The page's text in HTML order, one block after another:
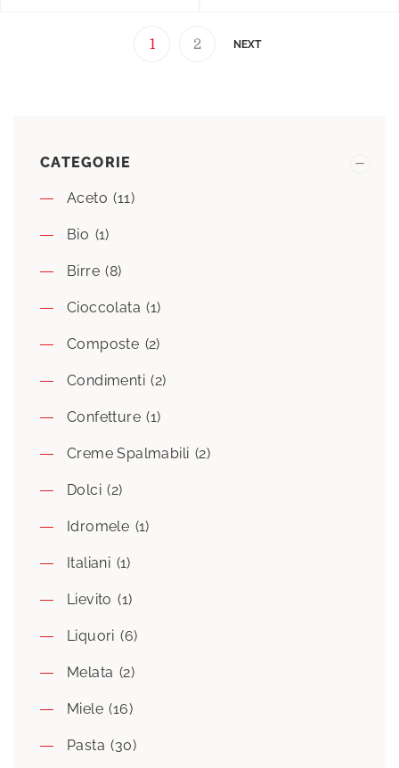
CATEGORIE
Aceto (11)
Bio (1)
Birre (8)
Cioccolata (1)
Composte (2)
Condimenti (2)
Confetture (1)
Creme Spalmabili (2)
Dolci (2)
Idromele (1)
Italiani (1)
Lievito (1)
Liquori (6)
Melata (2)
Miele (16)
Pasta (30)
1 2 NEXT